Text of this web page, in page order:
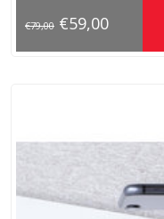
€79,00 €59,00